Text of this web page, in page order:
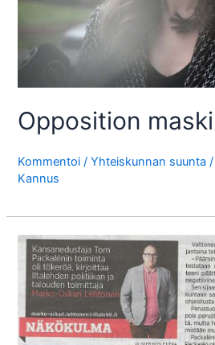
Opposition
Kommentoi /Yhteiskunnan suunta /
Kannus